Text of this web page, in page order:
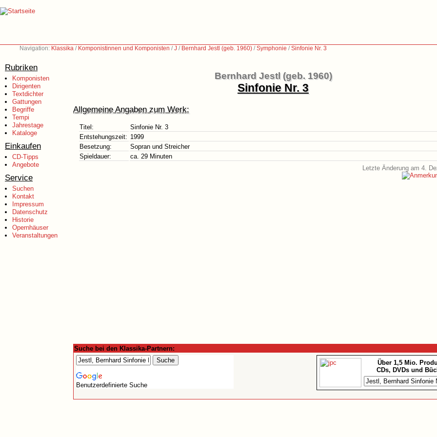
Navigation: Klassika / Komponistinnen und Komponisten /J / Bernhard Jestl (geb. 1960) /Symphonie /Sinfonie Nr. 3
Rubriken
Komponisten
Dirigenten
Textdichter
Gattungen
Begriffe
Tempi
Jahrestage
Kataloge
Einkaufen
CD-Tipps
Angebote
Service
Suchen
Kontakt
Impressum
Datenschutz
Historie
Opernhäuser
Veranstaltungen
Bernhard Jestl (geb. 1960)
Sinfonie Nr. 3
Allgemeine Angaben zum Werk:
Titel:
Sinfonie Nr. 3
Entstehungszeit: 1999
Besetzung:
Sopran und Streicher
Spieldauer:
ca. 29 Minuten
Letzte Änderung am 4.
Suche bei den Klassika-Partnern:
Benutzerdefinierte Suche
Über 1,5 Mio.
CDs, DVDs und